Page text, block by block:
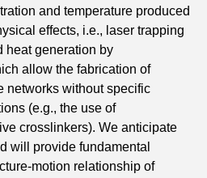
and temperature produced
effects, i.e., laser trapping
heat generation by
allow the fabrication of
networks without specific
(e.g., the use of
crosslinkers). We anticipate
will provide fundamental
motion relationship of